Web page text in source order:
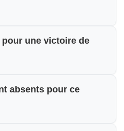
une victoire de
absents pour ce